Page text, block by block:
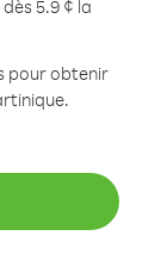
5.9 ¢ la
pour obtenir